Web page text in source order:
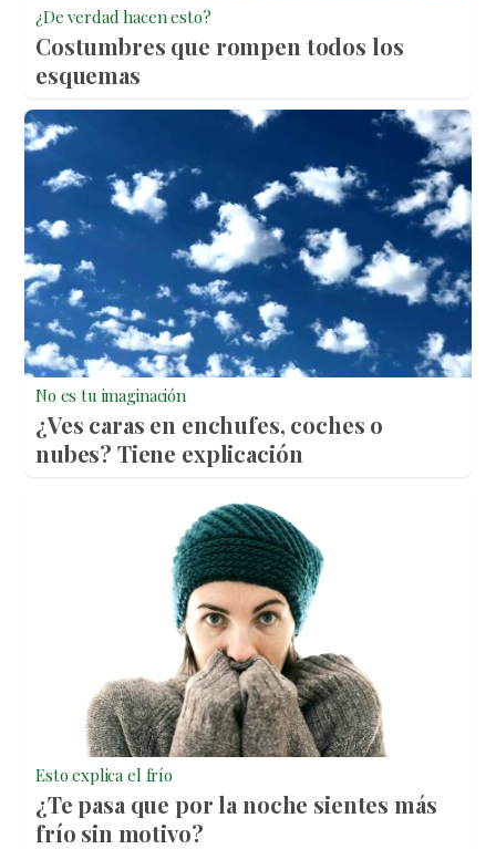
¿De verdad hacen esto?
Costumbres que rompen todos los
esquemas
No es tu imaginación
¿Ves caras en enchufes, coches o
nubes? Tiene explicación
Esto explica el frío
¿Te pasa que por la noche sientes más
frío sin motivo?